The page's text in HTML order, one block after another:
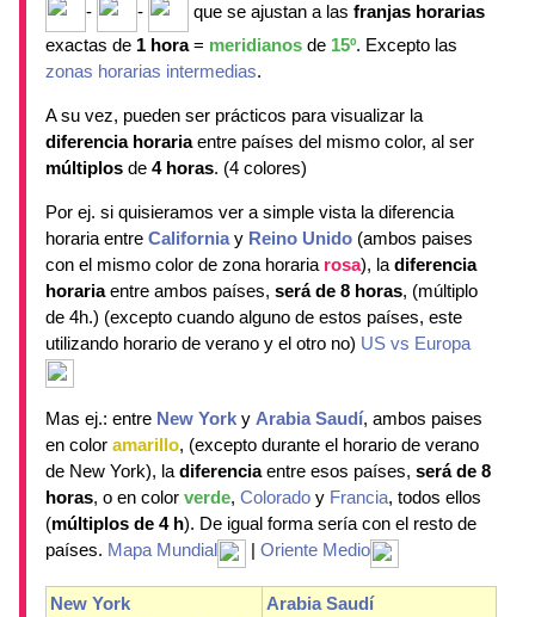
- - que se ajustan a las franjas horarias
exactas de 1 hora= meridianos de 15º. Excepto las
zonas horarias intermedias.
A su vez, pueden ser prácticos para visualizar la
diferencia horariaentre países del mismo color, al ser
múltiplos de 4 horas. (4 colores)
Por ej. si quisieramos ver a simple vista la diferencia
horaria entre Californiay Reino Unido (ambos paises
con el mismo color de zona horaria rosa), la diferencia
horariaentre ambos países, será de 8 horas, (múltiplo
de 4h.) (excepto cuando alguno de estos países, este
utilizando horario de verano y el otro no) US vs Europa
Mas ej.: entre New York y Arabia Saudí, ambos paises
en color amarillo, (excepto durante el horario de verano
de New York), la diferenciaentre esos países, será de 8
horas, o en color verde, Colorado y Francia, todos ellos
(múltiplos de 4 h). De igual forma sería con el resto de
países. Mapa Mundial | Oriente Medio
New York Arabia Saudí